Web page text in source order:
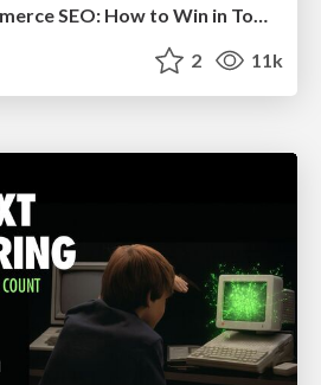
The State of eCommerce SEO: How to Win in Today's Products SERPs - #SEOweek
2 11k